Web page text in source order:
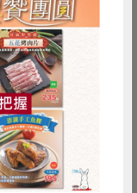
減硝酸鹽
買